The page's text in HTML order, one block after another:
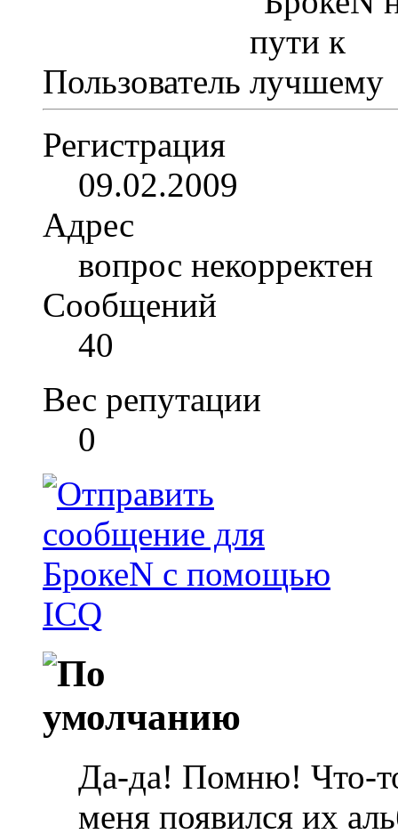
Пользователь
Регистрация
09.02.2009
Адрес
вопрос некорректен
Сообщений
40
Вес репутации
0
Да-да! Помню! Что-то
меня появился их